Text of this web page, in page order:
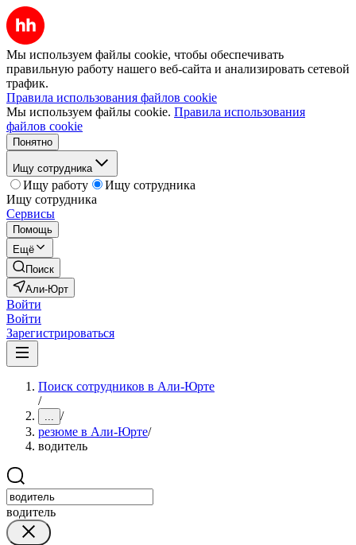
Мы используем файлы cookie, чтобы обеспечивать
правильную работу нашего веб-сайта и анализировать сетевой
трафик.
Правила использования файлов cookie
Мы используем файлы cookie. Правила использования
файлов cookie
Понятно
Ищу сотрудника
Ищу работу
Ищу сотрудника
Ищу сотрудника
Сервисы
Помощь
Ещё
Поиск
Али-Юрт
Войти
Войти
Зарегистрироваться
Поиск сотрудников в Али-Юрте
/
... /
резюме в Али-Юрте/
водитель
водитель